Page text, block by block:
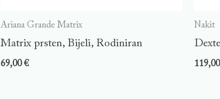
Ariana Grande Matrix
Matrix prsten, Bijeli, Rodiniran
69,00€
Nakit
119,00